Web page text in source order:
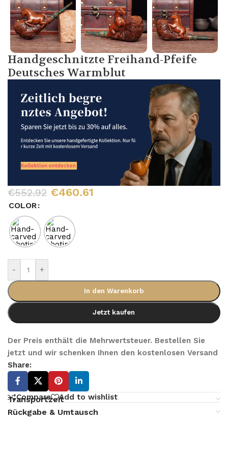
Handgeschnitzte Freihand-Pfeife
Deutsches Warmblut
€552.92 €460.61
COLOR
- +
In den Warenkorb
Jetzt kaufen
Der Preis enthält die Mehrwertsteuer. Bestellen Sie
jetzt und wir schenken Ihnen den kostenlosen Versand
Share:
Compare Add to wishlist
Transportzeit
Rückgabe & Umtausch